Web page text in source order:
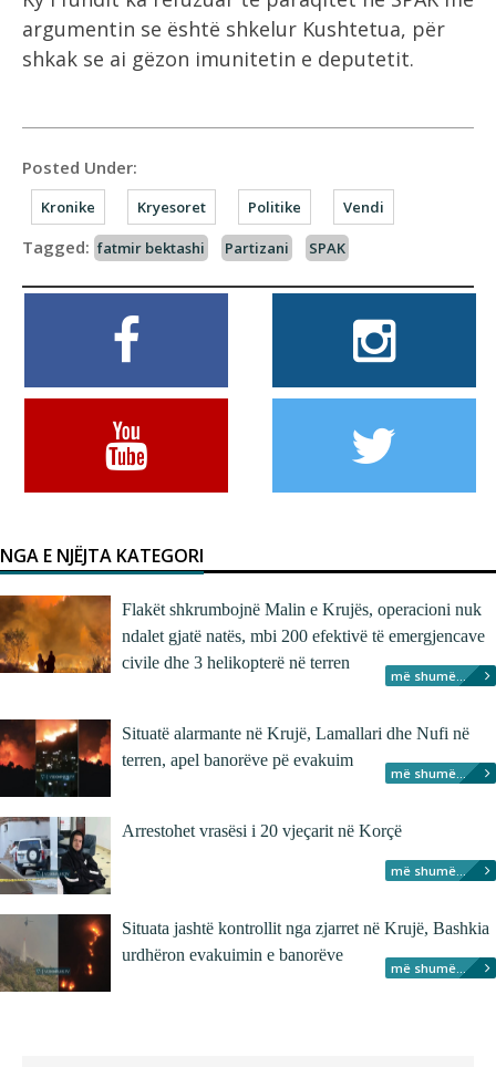
argumentin se është shkelur Kushtetua, për
shkak se ai gëzon imunitetin e deputetit.
Posted Under:
Kronike Kryesoret Politike Vendi
Tagged: fatmir bektashi Partizani SPAK
NGA E NJËJTA KATEGORI
Flakët shkrumbojnë Malin e Krujës, operacioni nuk
ndalet gjatë natës, mbi 200 efektivë të emergjencave
civile dhe 3 helikopterë në terren
më shumë...
Situatë alarmante në Krujë, Lamallari dhe Nufi në
terren, apel banorëve pë evakuim
më shumë...
Arrestohet vrasësi i 20 vjeçarit në Korçë
më shumë...
Situata jashtë kontrollit nga zjarret në Krujë, Bashkia
urdhëron evakuimin e banorëve
më shumë...